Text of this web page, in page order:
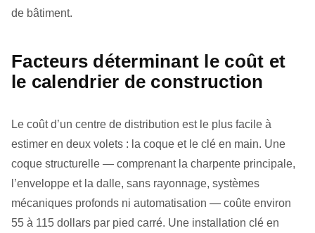
de bâtiment.
Facteurs déterminant le coût et
le calendrier de construction
Le coût d’un centre de distribution est le plus facile à
estimer en deux volets : la coque et le clé en main. Une
coque structurelle — comprenant la charpente principale,
l’enveloppe et la dalle, sans rayonnage, systèmes
mécaniques profonds ni automatisation — coûte environ
55 à 115 dollars par pied carré. Une installation clé en